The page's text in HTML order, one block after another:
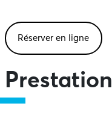
toutes les couleurs,
colorée et lumineuse,
verrier à 765°
Réserver en ligne